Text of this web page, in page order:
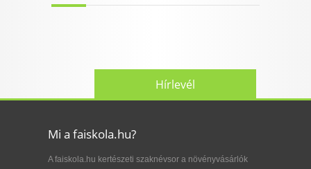
Hírlevél
Mi a faiskola.hu?
A faiskola.hu kertészeti szaknévsor a növényvásárlók